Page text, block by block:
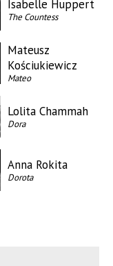
Isabelle Huppert
The Countess
Mateusz
Kościukiewicz
Mateo
Lolita Chammah
Dora
Anna Rokita
Dorota